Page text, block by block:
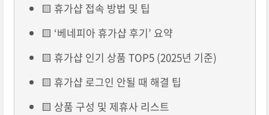
🟨 휴가샵 접속 방법 및 팁
🟨 ‘베네피아 휴가샵 후기’ 요약
🟨 휴가샵 인기 상품 TOP5 (2025년 기준)
🟨 휴가샵 로그인 안될 때 해결 팁
🟨 상품 구성 및 제휴사 리스트